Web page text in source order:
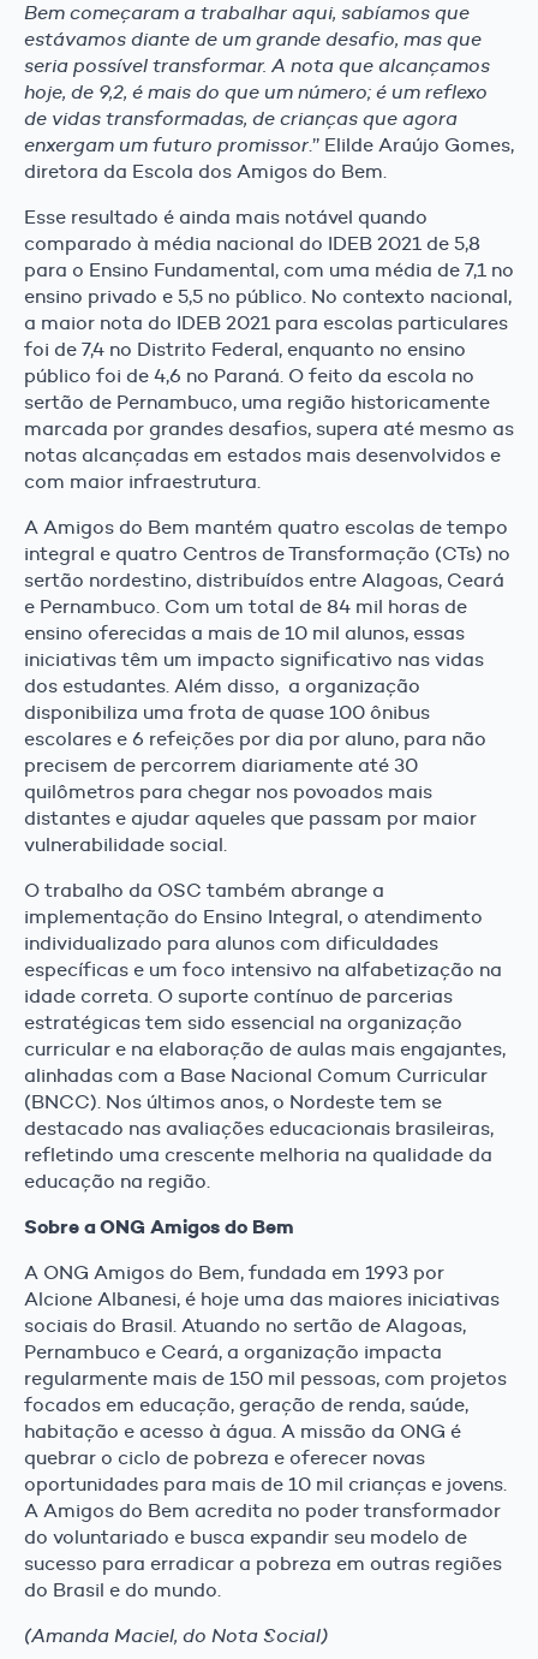
Bem começaram a trabalhar aqui, sabíamos que
estávamos diante de um grande desafio, mas que
seria possível transformar. A nota que alcançamos
hoje, de 9,2, é mais do que um número; é um reflexo
de vidas transformadas, de crianças que agora
enxergam um futuro promissor.’’ Elilde Araújo Gomes,
diretora da Escola dos Amigos do Bem.
Esse resultado é ainda mais notável quando
comparado à média nacional do IDEB 2021 de 5,8
para o Ensino Fundamental, com uma média de 7,1 no
ensino privado e 5,5 no público. No contexto nacional,
a maior nota do IDEB 2021 para escolas particulares
foi de 7,4 no Distrito Federal, enquanto no ensino
público foi de 4,6 no Paraná. O feito da escola no
sertão de Pernambuco, uma região historicamente
marcada por grandes desafios, supera até mesmo as
notas alcançadas em estados mais desenvolvidos e
com maior infraestrutura.
A Amigos do Bem mantém quatro escolas de tempo
integral e quatro Centros de Transformação (CTs) no
sertão nordestino, distribuídos entre Alagoas, Ceará
e Pernambuco. Com um total de 84 mil horas de
ensino oferecidas a mais de 10 mil alunos, essas
iniciativas têm um impacto significativo nas vidas
dos estudantes. Além disso, a organização
disponibiliza uma frota de quase 100 ônibus
escolares e 6 refeições por dia por aluno, para não
precisem de percorrem diariamente até 30
quilômetros para chegar nos povoados mais
distantes e ajudar aqueles que passam por maior
vulnerabilidade social.
O trabalho da OSC também abrange a
implementação do Ensino Integral, o atendimento
individualizado para alunos com dificuldades
específicas e um foco intensivo na alfabetização na
idade correta. O suporte contínuo de parcerias
estratégicas tem sido essencial na organização
curricular e na elaboração de aulas mais engajantes,
alinhadas com a Base Nacional Comum Curricular
(BNCC). Nos últimos anos, o Nordeste tem se
destacado nas avaliações educacionais brasileiras,
refletindo uma crescente melhoria na qualidade da
educação na região.
Sobre a ONG Amigos do Bem
A ONG Amigos do Bem, fundada em 1993 por
Alcione Albanesi, é hoje uma das maiores iniciativas
sociais do Brasil. Atuando no sertão de Alagoas,
Pernambuco e Ceará, a organização impacta
regularmente mais de 150 mil pessoas, com projetos
focados em educação, geração de renda, saúde,
habitação e acesso à água. A missão da ONG é
quebrar o ciclo de pobreza e oferecer novas
oportunidades para mais de 10 mil crianças e jovens.
A Amigos do Bem acredita no poder transformador
do voluntariado e busca expandir seu modelo de
sucesso para erradicar a pobreza em outras regiões
do Brasil e do mundo.
(Amanda Maciel, do Nota Social)